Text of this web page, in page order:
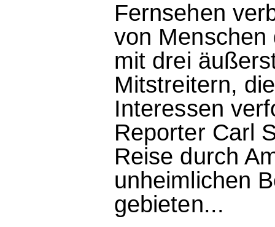
Fernsehen
von Menschen
mit drei
Mitstreitern,
Interessen
Reporter Carl
Reise durch
unheimlichen
gebieten...